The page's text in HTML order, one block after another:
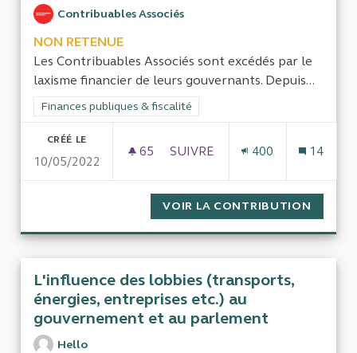
Contribuables Associés
NON RETENUE
Les Contribuables Associés sont excédés par le
laxisme financier de leurs gouvernants. Depuis...
Filtrer les résultats de la catégorie : Finances publiques &
Finances publiques & fiscalité
CRÉÉ LE
10/05/2022
65 65 ABONNÉS
SUIVRE
400 14
VOIR LA CONTRIBUTION
L'influence des lobbies (transports,
énergies, entreprises etc.) au
gouvernement et au parlement
Hello